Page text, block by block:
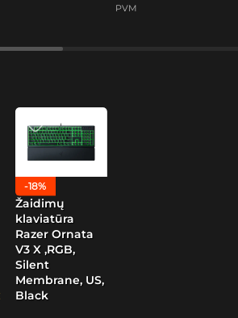
PVM
-18%
Žaidimų
klaviatūra
Razer Ornata
V3 X ,RGB,
Silent
Membrane, US,
Black